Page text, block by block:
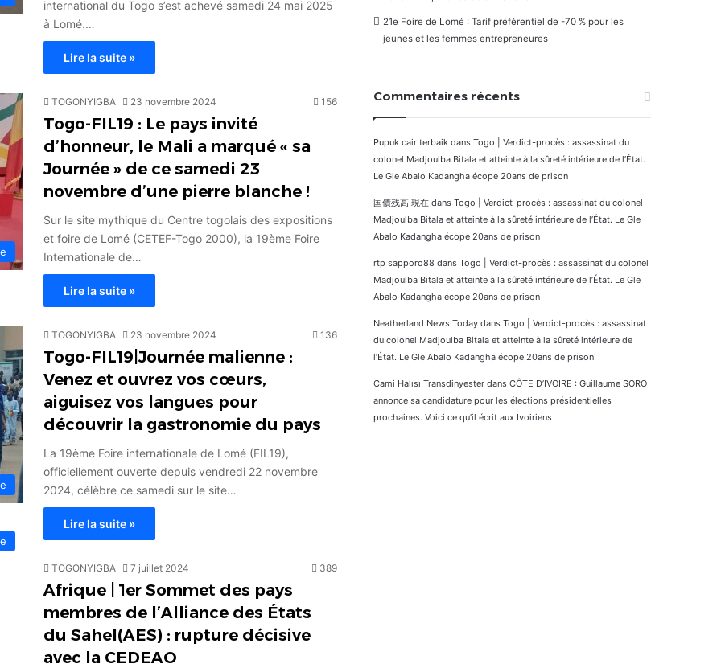
international du Togo s’est achevé samedi 24 mai 2025
à Lomé.…
Lire la suite »
TOGONYIGBA 23 novembre 2024 156
Togo-FIL19 : Le pays invité
d’honneur, le Mali a marqué « sa
Journée » de ce samedi 23
novembre d’une pierre blanche !
Sur le site mythique du Centre togolais des expositions
et foire de Lomé (CETEF-Togo 2000), la 19ème Foire
Internationale de…
Lire la suite »
TOGONYIGBA 23 novembre 2024 136
Togo-FIL19|Journée malienne :
Venez et ouvrez vos cœurs,
aiguisez vos langues pour
découvrir la gastronomie du pays
La 19ème Foire internationale de Lomé (FIL19),
officiellement ouverte depuis vendredi 22 novembre
2024, célèbre ce samedi sur le site…
Lire la suite »
TOGONYIGBA 7 juillet 2024 389
Afrique | 1er Sommet des pays
membres de l’Alliance des États
du Sahel(AES) : rupture décisive
avec la CEDEAO
21e Foire de Lomé : Tarif préférentiel de -70 % pour les
jeunes et les femmes entrepreneures
Commentaires récents
Pupuk cair terbaik dans Togo | Verdict-procès : assassinat du
colonel Madjoulba Bitala et atteinte à la sûreté intérieure de l’État.
Le Gle Abalo Kadangha écope 20ans de prison
国債残高 現在 dans Togo | Verdict-procès : assassinat du colonel
Madjoulba Bitala et atteinte à la sûreté intérieure de l’État. Le Gle
Abalo Kadangha écope 20ans de prison
rtp sapporo88 dans Togo | Verdict-procès : assassinat du colonel
Madjoulba Bitala et atteinte à la sûreté intérieure de l’État. Le Gle
Abalo Kadangha écope 20ans de prison
Neatherland News Today dans Togo | Verdict-procès : assassinat
du colonel Madjoulba Bitala et atteinte à la sûreté intérieure de
l’État. Le Gle Abalo Kadangha écope 20ans de prison
Cami Halısı Transdinyester dans CÔTE D’IVOIRE : Guillaume SORO
annonce sa candidature pour les élections présidentielles
prochaines. Voici ce qu’il écrit aux Ivoiriens